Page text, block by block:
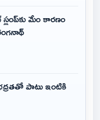
మేం కారణం
పాటు ఇంటికి